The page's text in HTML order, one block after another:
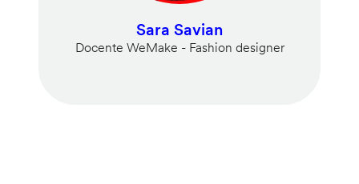
Sara Savian
Docente WeMake - Fashion designer